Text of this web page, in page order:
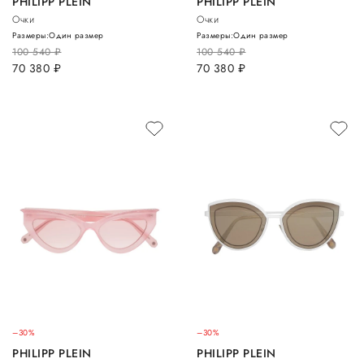
Очки
100 540руб.
70 380 руб.
Размеры:Один размер
Очки
100 540руб.
70 380 руб.
Размеры:Один размер
–30%
PHILIPP PLEIN
–30%
PHILIPP PLEIN